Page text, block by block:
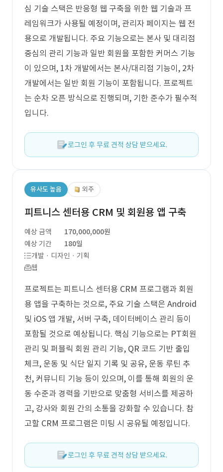
심 기술 스택은 반응형 웹 구축을 위한 웹 기술과 프
레임워크가 사용될 예정이며, 관리자 페이지는 웹 전
용으로 개발됩니다. 주요 기능으로는 본사 및 대리점
중심의 관리 기능과 일반 회원을 포함한 커머스 기능
이 있으며, 1차 개발에서는 본사/대리점 기능이, 2차
개발에서는 일반 회원 기능이 포함됩니다. 프로젝트
는 순차 오픈 방식으로 진행되며, 기한 준수가 필수적
입니다.
로그인 후 무료 견적 상담 받으세요.
유사도 높음 외주
피트니스 센터용 CRM 및 회원용 앱 구축
예상 금액
170,000,000원
예상 기간
180일
개발 · 디자인 · 기획
웹
프로젝트는 피트니스 센터용 CRM 프로그램과 회원
용 앱을 구축하는 것으로, 주요 기술 스택은 Android
및 iOS 앱 개발, 서버 구축, 데이터베이스 관리 등이
포함될 것으로 예상됩니다. 핵심 기능으로는 PT회원
관리 및 퍼블릭 회원 관리 기능, QR 코드 기반 출입
체크, 운동 및 식단 일지 기록 및 공유, 운동 루틴 추
천, 커뮤니티 기능 등이 있으며, 이를 통해 회원의 운
동 수준과 경력을 기반으로 맞춤형 서비스를 제공하
고, 강사와 회원 간의 소통을 강화할 수 있습니다. 참
고할 CRM 프로그램은 미팅 시 공유될 예정입니다.
로그인 후 무료 견적 상담 받으세요.